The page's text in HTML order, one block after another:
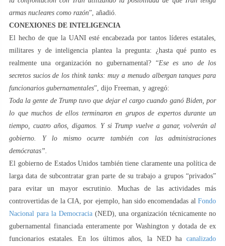
armas nucleares como razón”, añadió.
CONEXIONES DE INTELIGENCIA
El hecho de que la UANI esté encabezada por tantos líderes estatales,
militares y de inteligencia plantea la pregunta: ¿hasta qué punto es
realmente una organización no gubernamental? “Ese es uno de los
secretos sucios de los think tanks: muy a menudo albergan tanques para
funcionarios gubernamentales”, dijo Freeman, y agregó:
Toda la gente de Trump tuvo que dejar el cargo cuando ganó Biden, por
lo que muchos de ellos terminaron en grupos de expertos durante un
tiempo, cuatro años, digamos. Y si Trump vuelve a ganar, volverán al
gobierno. Y lo mismo ocurre también con las administraciones
demócratas”.
El gobierno de Estados Unidos también tiene claramente una política de
larga data de subcontratar gran parte de su trabajo a grupos “privados”
para evitar un mayor escrutinio. Muchas de las actividades más
controvertidas de la CIA, por ejemplo, han sido encomendadas al Fondo
Nacional para la Democracia(NED), una organización técnicamente no
gubernamental financiada enteramente por Washington y dotada de ex
funcionarios estatales. En los últimos años, la NED ha canalizado